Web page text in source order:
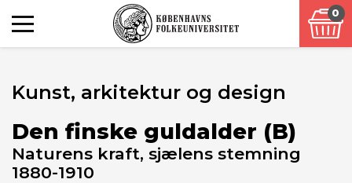
0
Kunst, arkitektur og design
Den finske guldalder (B)
Naturens kraft, sjælens stemning
1880-1910